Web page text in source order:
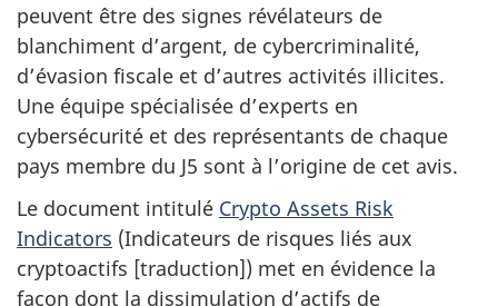
peuvent être des signes révélateurs de
blanchiment d’argent, de cybercriminalité,
d’évasion fiscale et d’autres activités illicites.
Une équipe spécialisée d’experts en
cybersécurité et des représentants de chaque
pays membre du J5 sont à l’origine de cet avis.
Le document intitulé Crypto Assets Risk
Indicators (Indicateurs de risques liés aux
cryptoactifs [traduction]) met en évidence la
façon dont la dissimulation d’actifs de